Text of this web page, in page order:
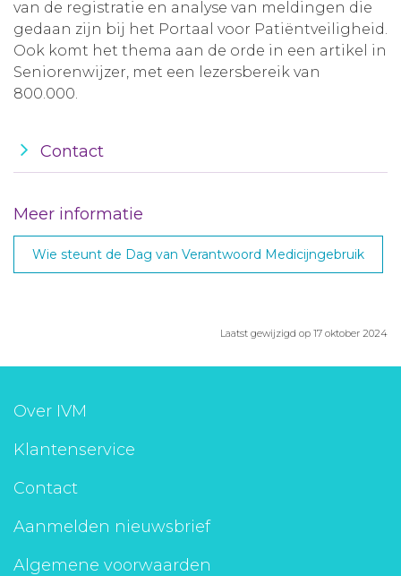
van de registratie en analyse van meldingen die
gedaan zijn bij het Portaal voor Patiëntveiligheid.
Ook komt het thema aan de orde in een artikel in
Seniorenwijzer, met een lezersbereik van
800.000.
Contact
Meer informatie
Wie steunt de Dag van Verantwoord Medicijngebruik
Laatst gewijzigd op 17 oktober 2024
Over IVM
Klantenservice
Contact
Aanmelden nieuwsbrief
Algemene voorwaarden